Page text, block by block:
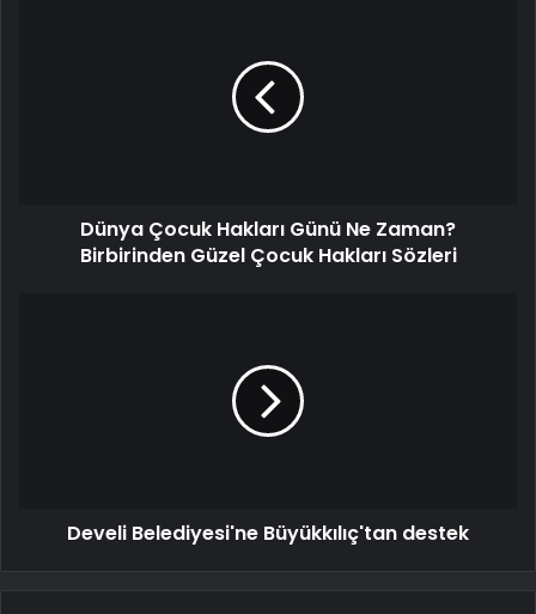
Dünya Çocuk Hakları Günü Ne Zaman?
Birbirinden Güzel Çocuk Hakları Sözleri
Develi Belediyesi'ne Büyükkılıç'tan destek